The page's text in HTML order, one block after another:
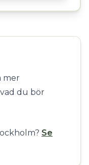
mer
du bör
Se